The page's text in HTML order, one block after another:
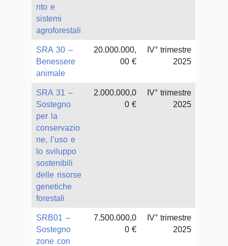
nto e
sistemi
agroforestali
SRA 30 –
Benessere
animale
20.000.000,
00 €
IV° trimestre
2025
SRA 31 –
Sostegno
per la
conservazio
ne, l’uso e
lo sviluppo
sostenibili
delle risorse
genetiche
forestali
2.000.000,0
0 €
IV° trimestre
2025
SRB01 –
Sostegno
zone con
7.500.000,0
0 €
IV° trimestre
2025